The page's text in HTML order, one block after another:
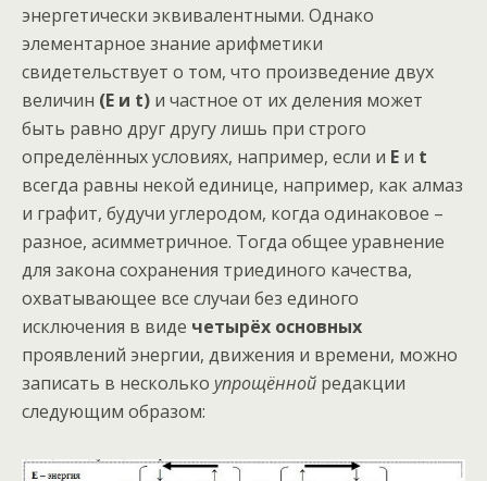
энергетически эквивалентными. Однако
элементарное знание арифметики
свидетельствует о том, что произведение двух
величин (E и t) и частное от их деления может
быть равно друг другу лишь при строго
определённых условиях, например, если и E и t
всегда равны некой единице, например, как алмаз
и графит, будучи углеродом, когда одинаковое –
разное, асимметричное. Тогда общее уравнение
для закона сохранения триединого качества,
охватывающее все случаи без единого
исключения в виде четырёх основных
проявлений энергии, движения и времени, можно
записать в несколько упрощённой редакции
следующим образом: